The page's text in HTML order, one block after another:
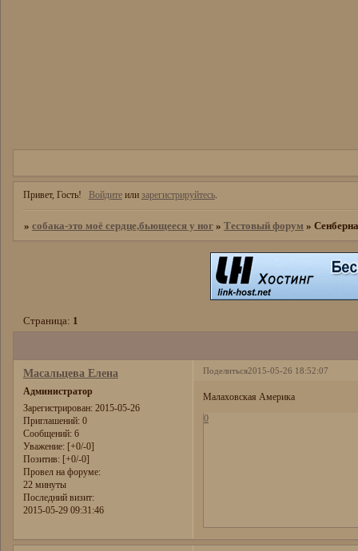
Привет, Гость! Войдитеили зарегистрируйтесь.
» собака-это моё сердце,бьющееся у ног » Тестовый форум »
Страница: 1
Поделиться2015-05-26 18:52:07
Масальцева Елена
Администратор
Зарегистрирован: 2015-05-26
Приглашений:0
Сообщений:6
Уважение: [+0/-0]
Позитив: [+0/-0]
Провел на форуме:
22 минуты
Последний визит:
2015-05-29 09:31:46
Малаховская Америка
0